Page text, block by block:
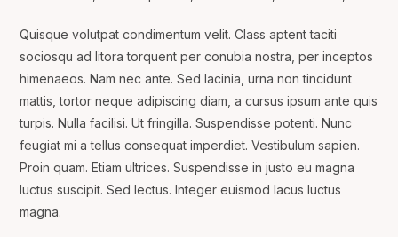
Quisque volutpat condimentum velit. Class aptent taciti
sociosqu ad litora torquent per conubia nostra, per inceptos
himenaeos. Nam nec ante. Sed lacinia, urna non tincidunt
mattis, tortor neque adipiscing diam, a cursus ipsum ante quis
turpis. Nulla facilisi. Ut fringilla. Suspendisse potenti. Nunc
feugiat mi a tellus consequat imperdiet. Vestibulum sapien.
Proin quam. Etiam ultrices. Suspendisse in justo eu magna
luctus suscipit. Sed lectus. Integer euismod lacus luctus
magna.